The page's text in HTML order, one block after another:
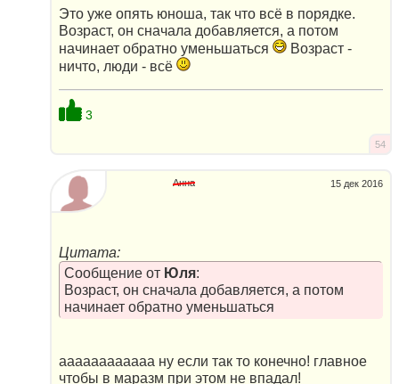
Это уже опять юноша, так что всё в порядке.
Возраст, он сначала добавляется, а потом
начинает обратно уменьшаться
Возраст -
ничто, люди - всё
3
54
15 дек 2016
Анна
Цитата:
Сообщение от Юля:
Возраст, он сначала добавляется, а потом
начинает обратно уменьшаться
аааааааааааа ну если так то конечно! главное
чтобы в маразм при этом не впадал!